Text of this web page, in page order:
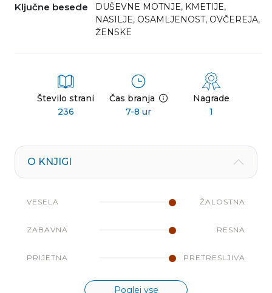
Ključne besede
DUŠEVNE MOTNJE, KMETIJE,
NASILJE, OSAMLJENOST, OVČEREJA,
ŽENSKE
Število strani
236
Čas branja
7-8 ur
Nagrade
1
O KNJIGI
VESELA ŽALOSTNA
ZABAVNA RESNA
PRIJETNA PRETRESLJIVA
Poglej vse